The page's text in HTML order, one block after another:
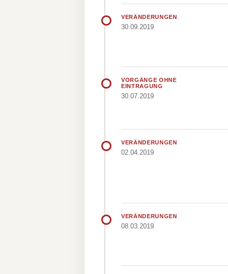
VERÄNDERUNGEN
30.09.2019
VORGÄNGE OHNE
EINTRAGUNG
30.07.2019
VERÄNDERUNGEN
02.04.2019
VERÄNDERUNGEN
08.03.2019